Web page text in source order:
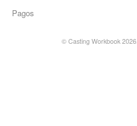
Pagos
© Casting Workbook2026.